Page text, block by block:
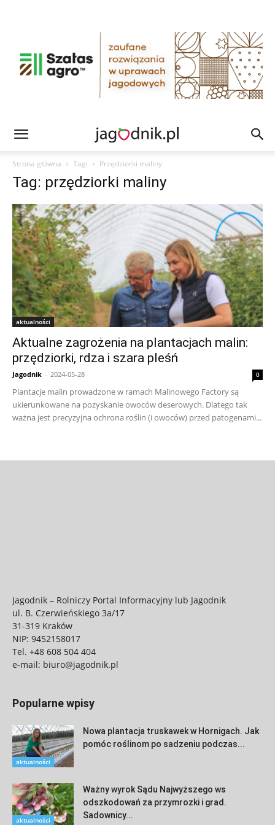
Strona główna Tagi Przędziorki maliny
Tag: przędziorki maliny
aktualności
Aktualne zagrożenia na plantacjach malin:
przędziorki, rdza i szara pleśń
Jagodnik - 2024-05-28 0
Plantacje malin prowadzone w ramach Malinowego Factory są
ukierunkowane na pozyskanie owoców deserowych. Dlatego tak
ważna jest precyzyjna ochrona roślin (i owoców) przed patogenami...
Jagodnik – Rolniczy Portal Informacyjny lub Jagodnik
ul. B. Czerwieńskiego 3a/17
31-319 Kraków
NIP: 9452158017
Tel. +48 608 504 404
e-mail: biuro@jagodnik.pl
Popularne wpisy
aktualności
Nowa plantacja truskawek w Hornigach. Jak
pomóc roślinom po sadzeniu podczas...
aktualności
Ważny wyrok Sądu Najwyższego ws
odszkodowań za przymrozki i grad.
Sadownicy...